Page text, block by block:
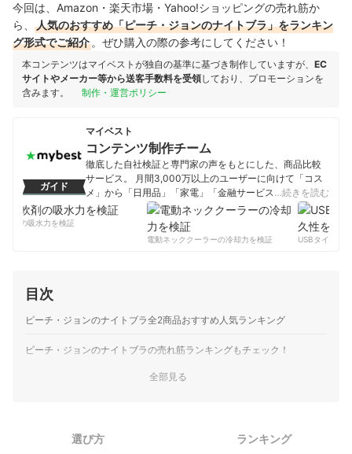
今回は、Amazon・楽天市場・Yahoo!ショッピングの売れ筋か
ら、
人気のおすすめ「ピーチ・ジョンのナイトブラ」をランキン
グ形式でご紹介 。ぜひ購入の際の参考にしてください！
本コンテンツはマイベストが独自の基準に基づき制作していますが、 EC
サイトやメーカー等から送客手数料を受領しており、プロモーションを
含みます。
制作・運営ポリシー
ガイド
マイベスト
コンテンツ制作チーム
徹底した自社検証と専門家の声をもとにした、商品比較
サービス。 月間3,000万以上のユーザーに向けて「コス
メ」から「日用品」「家電」「金融サービス」まで、ベ
ストな商品を選んでもらうために、毎日コンテンツを制
コンテンツ制作チームのプロフィール
…続きを読む
剤の吸水力を検証
電動ネッククーラーの冷却力を検証
USBタイプC
目次
ピーチ・ジョンのナイトブラ全2商品おすすめ人気ランキング
ピーチ・ジョンのナイトブラの売れ筋ランキングもチェック！
全部見る
選び方 ランキング